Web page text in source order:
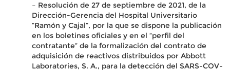
– Resolución de 27 de septiembre de 2021, de la
Dirección-Gerencia del Hospital Universitario
“Ramón y Cajal”, por la que se dispone la publicación
en los boletines oficiales y en el “perfil del
contratante” de la formalización del contrato de
adquisición de reactivos distribuidos por Abbott
Laboratories, S. A., para la detección del SARS-COV-